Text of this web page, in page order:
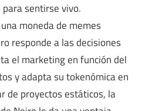
sentirse vivo.
moneda de memes
responde a las decisiones
el marketing en función del
y adapta su tokenómica en
de proyectos estáticos, la